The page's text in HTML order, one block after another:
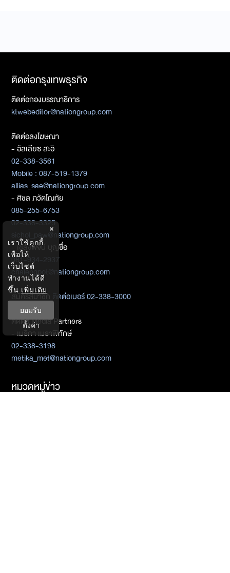
ติดต่อกรุงเทพธุรกิจ
ติดต่อกองบรรณาธิการ
ktwebeditor@nationgroup.com
ติดต่อลงโฆษณา
- อัลเลียซ สะอิ
02-338-3561
Mobile : 087-519-1379
allias_sae@nationgroup.com
- ศิชล ภวัตโณทัย
085-255-6753
02-338-3325
sichol_paw@nationgroup.com
- เชลงพจน์ บุญซื่อ
081-934-2937
chalengpot@nationgroup.com
สมัครสมาชิก ติดต่อเบอร์ 02-338-3000
ติดต่อ Media Partners
- เมธิกา เมธาพิทักษ์
02-338-3198
metika_met@nationgroup.com
หมวดหมู่ข่าว
×
เราใช้คุกกี้
เพื่อให้
เว็บไซต์
ทำงานได้ดี
ขึ้น เพิ่มเติม
ยอมรับ
ตั้งค่า